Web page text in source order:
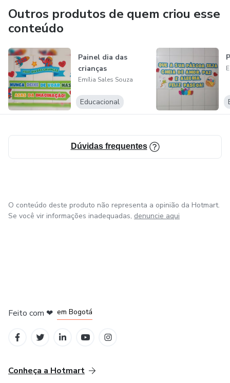
Outros produtos de quem criou esse
conteúdo
Painel dia das
crianças
Emília Sales Souza
Educacional
Dúvidas frequentes
O conteúdo deste produto não representa a opinião da Hotmart.
Se você vir informações inadequadas, denuncie aqui
Feito com ❤ em Bogotá
Conheça a Hotmart